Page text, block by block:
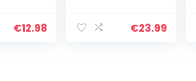
€12.98
Classic Style
€23.99